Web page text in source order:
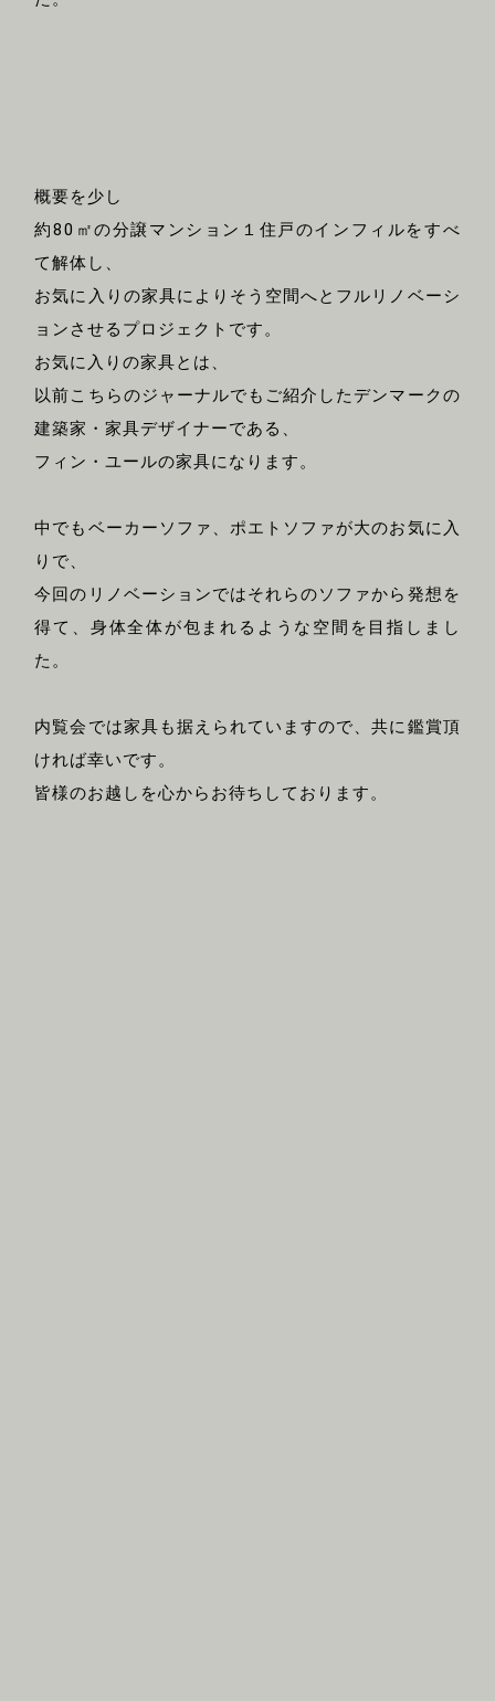
概要を少し
約80㎡の分譲マンション１住戸のインフィルをすべ
て解体し、
お気に入りの家具によりそう空間へとフルリノベーシ
ョンさせるプロジェクトです。
お気に入りの家具とは、
以前こちらのジャーナルでもご紹介したデンマークの
建築家・家具デザイナーである、
フィン・ユールの家具になります。
中でもベーカーソファ、ポエトソファが大のお気に入
りで、
今回のリノベーションではそれらのソファから発想を
得て、身体全体が包まれるような空間を目指しまし
た。
内覧会では家具も据えられていますので、共に鑑賞頂
ければ幸いです。
皆様のお越しを心からお待ちしております。